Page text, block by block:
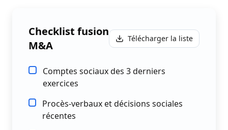
Checklist fusion
M&A
Télécharger la liste
Comptes sociaux des 3 derniers
exercices
Procès-verbaux et décisions sociales
récentes